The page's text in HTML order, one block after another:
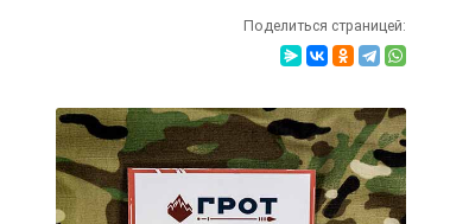
Поделиться страницей: